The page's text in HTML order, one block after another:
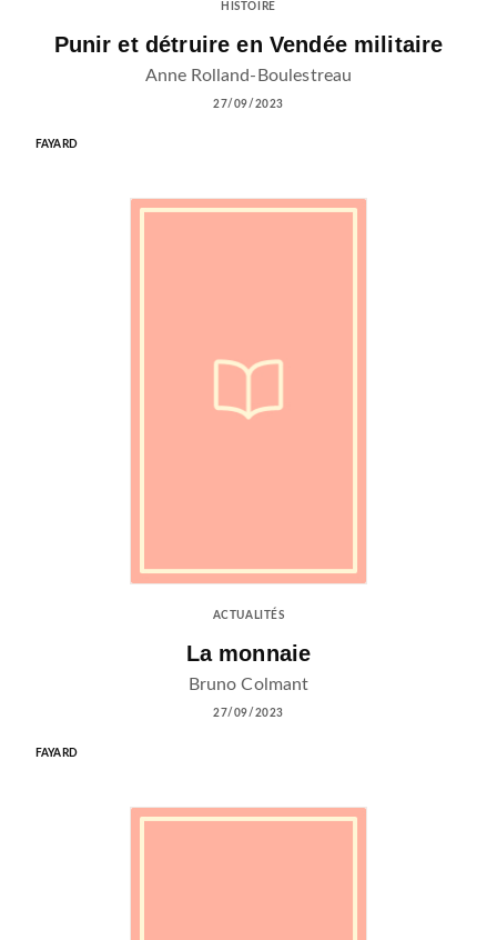
HISTOIRE
Punir et détruire en Vendée militaire
Anne Rolland-Boulestreau
27/09/2023
FAYARD
ACTUALITÉS
La monnaie
Bruno Colmant
27/09/2023
FAYARD